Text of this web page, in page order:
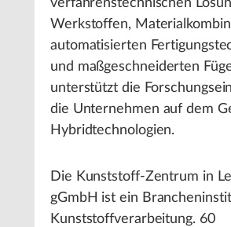
verfahrenstechnischen
Werkstoffen,
automatisierten
und maßgeschneiderten
unterstützt die
die Unternehmen auf dem
Hybridtechnologien.
Die Kunststoff-Zentrum in
gGmbH ist ein
Kunststoffverarbeitung. 60